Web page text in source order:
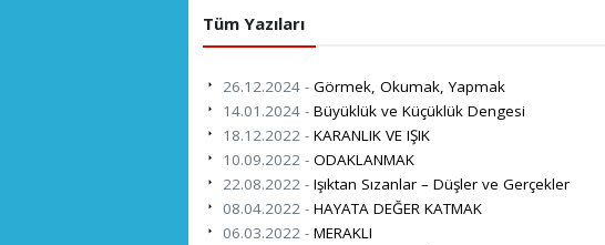
Tüm Yazıları
26.12.2024 - Görmek, Okumak, Yapmak
14.01.2024 - Büyüklük ve Küçüklük Dengesi
18.12.2022 - KARANLIK VE IŞIK
10.09.2022 - ODAKLANMAK
22.08.2022 - Işıktan Sızanlar – Düşler ve Gerçekler
08.04.2022 - HAYATA DEĞER KATMAK
06.03.2022 - MERAKLI